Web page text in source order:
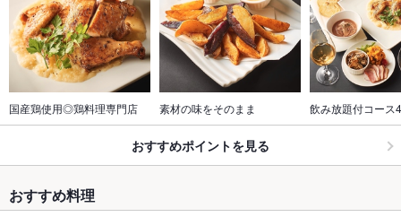
国産鶏使用◎鶏料理専門店 素材の味をそのまま 飲み放題付コース
おすすめポイントを見る
おすすめ料理